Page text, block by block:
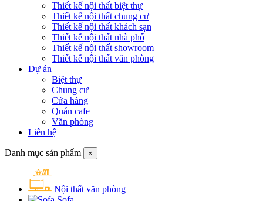
Thiết kế nội thất biệt thự
Thiết kế nội thất chung cư
Thiết kế nội thất khách sạn
Thiết kế nội thất nhà phố
Thiết kế nội thất showroom
Thiết kế nội thất văn phòng
Dự án
Biệt thự
Chung cư
Cửa hàng
Quán cafe
Văn phòng
Liên hệ
Danh mục sản phẩm ×
Nội thất văn phòng